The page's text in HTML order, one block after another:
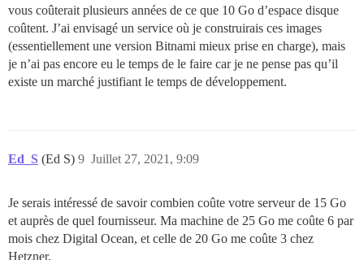
vous coûterait plusieurs années de ce que 10 Go d’espace disque
coûtent. J’ai envisagé un service où je construirais ces images
(essentiellement une version Bitnami mieux prise en charge), mais
je n’ai pas encore eu le temps de le faire car je ne pense pas qu’il
existe un marché justifiant le temps de développement.
Ed_S (Ed S) Juillet 27, 2021, 9:09
9
Je serais intéressé de savoir combien coûte votre serveur de 15 Go
et auprès de quel fournisseur. Ma machine de 25 Go me coûte 6 par
mois chez Digital Ocean, et celle de 20 Go me coûte 3 chez
Hetzner.